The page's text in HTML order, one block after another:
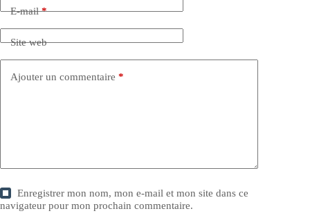
E-mail*
Site web
Ajouter un commentaire *
Enregistrer mon nom, mon e-mail et mon site dans ce
navigateur pour mon prochain commentaire.